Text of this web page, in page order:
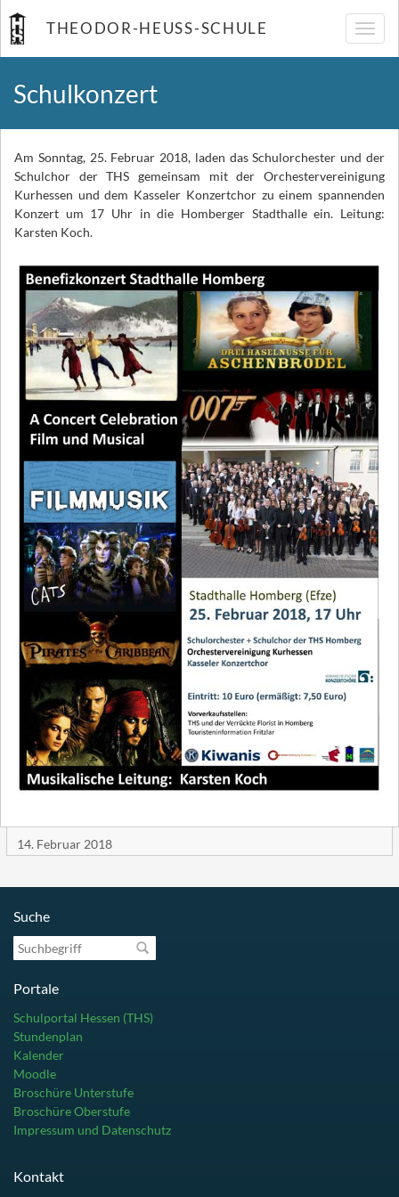
THEODOR-HEUSS-SCHULE
Schulkonzert
Am Sonntag, 25. Februar 2018, laden das Schulorchester und der
Schulchor der THS gemeinsam mit der Orchestervereinigung
Kurhessen und dem Kasseler Konzertchor zu einem spannenden
Konzert um 17 Uhr in die Homberger Stadthalle ein. Leitung:
Karsten Koch.
14. Februar 2018
Suche
Suchbegriff
Portale
Schulportal Hessen (THS)
Stundenplan
Kalender
Moodle
Broschüre Unterstufe
Broschüre Oberstufe
Impressum und Datenschutz
Kontakt